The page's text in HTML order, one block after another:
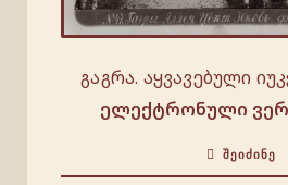
გაგრა. აყვავებული
ელექტრონული
ᲨᲔᲘᲫᲘᲜᲔ